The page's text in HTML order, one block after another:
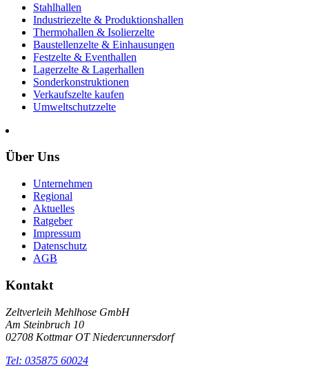
Stahlhallen
Industriezelte & Produktionshallen
Thermohallen & Isolierzelte
Baustellenzelte & Einhausungen
Festzelte & Eventhallen
Lagerzelte & Lagerhallen
Sonderkonstruktionen
Verkaufszelte kaufen
Umweltschutzzelte
Über Uns
Unternehmen
Regional
Aktuelles
Ratgeber
Impressum
Datenschutz
AGB
Kontakt
Zeltverleih Mehlhose GmbH
Am Steinbruch 10
02708 Kottmar OT Niedercunnersdorf
Tel: 035875 60024